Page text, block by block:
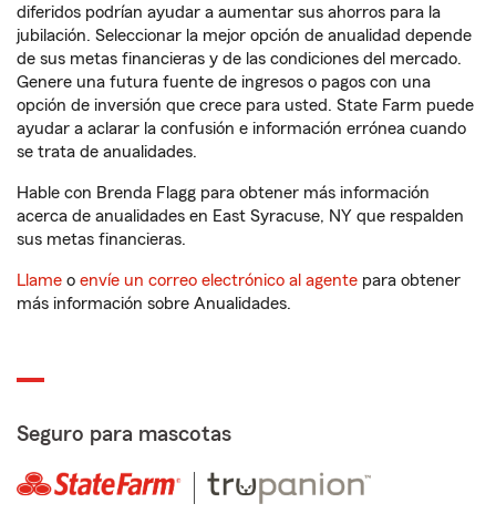
diferidos podrían ayudar a aumentar sus ahorros para la
jubilación. Seleccionar la mejor opción de anualidad depende
de sus metas financieras y de las condiciones del mercado.
Genere una futura fuente de ingresos o pagos con una
opción de inversión que crece para usted. State Farm puede
ayudar a aclarar la confusión e información errónea cuando
se trata de anualidades.
Hable con Brenda Flagg para obtener más información
acerca de anualidades en East Syracuse, NY que respalden
sus metas financieras.
Llame o envíe un correo electrónico al agente para obtener
más información sobre Anualidades.
Seguro para mascotas